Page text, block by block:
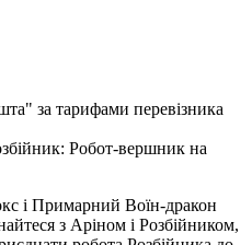
за тарифами перевізника
Робот-вершник на
і Примарний Воїн-дракон
з Аріном і Розбійником,